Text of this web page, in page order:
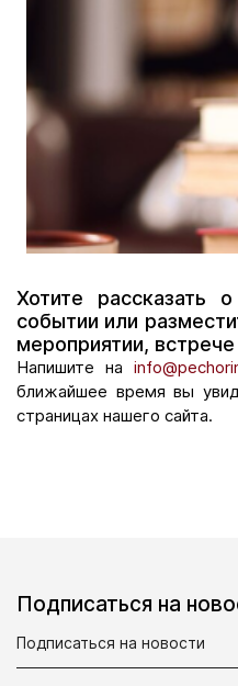
Хотите рассказать
событии или
мероприятии,
Напишите на
ближайшее время вы
страницах нашего сайта.
Подписаться на